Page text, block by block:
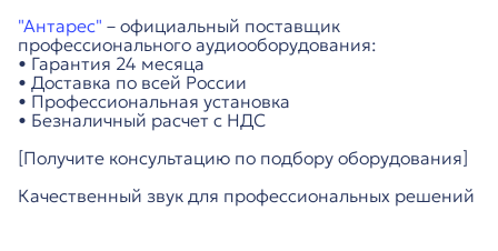
"Антарес" – официальный поставщик
профессионального аудиооборудования:
• Гарантия 24 месяца
• Доставка по всей России
• Профессиональная установка
• Безналичный расчет с НДС
[Получите консультацию по подбору оборудования]
Качественный звук для профессиональных решений